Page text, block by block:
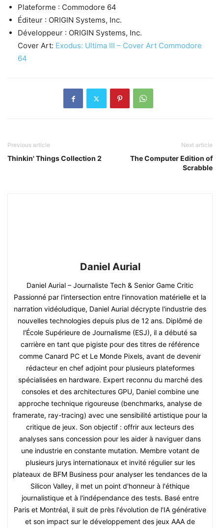
Plateforme : Commodore 64
Éditeur : ORIGIN Systems, Inc.
Développeur : ORIGIN Systems, Inc.
Cover Art: Exodus: Ultima III – Cover Art Commodore
64
Previous article
Thinkin' Things Collection 2
Next article
The Computer Edition of
Scrabble
Daniel Aurial
Daniel Aurial – Journaliste Tech & Senior Game Critic
Passionné par l'intersection entre l'innovation matérielle et la
narration vidéoludique, Daniel Aurial décrypte l'industrie des
nouvelles technologies depuis plus de 12 ans. Diplômé de
l'École Supérieure de Journalisme (ESJ), il a débuté sa
carrière en tant que pigiste pour des titres de référence
comme Canard PC et Le Monde Pixels, avant de devenir
rédacteur en chef adjoint pour plusieurs plateformes
spécialisées en hardware. Expert reconnu du marché des
consoles et des architectures GPU, Daniel combine une
approche technique rigoureuse (benchmarks, analyse de
framerate, ray-tracing) avec une sensibilité artistique pour la
critique de jeux. Son objectif : offrir aux lecteurs des
analyses sans concession pour les aider à naviguer dans
une industrie en constante mutation. Membre votant de
plusieurs jurys internationaux et invité régulier sur les
plateaux de BFM Business pour analyser les tendances de la
Silicon Valley, il met un point d'honneur à l'éthique
journalistique et à l'indépendance des tests. Basé entre
Paris et Montréal, il suit de près l'évolution de l'IA générative
et son impact sur le développement des jeux AAA de